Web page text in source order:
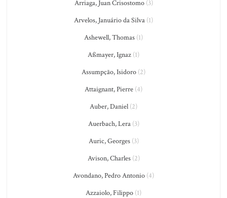
Arriaga, Juan Crisostomo(3)
Arvelos, Januário da Silva (1)
Ashewell, Thomas (1)
Aßmayer, Ignaz (1)
Assumpção, Isidoro (2)
Attaignant, Pierre (4)
Auber, Daniel (2)
Auerbach, Lera(3)
Auric, Georges(3)
Avison, Charles(2)
Avondano, Pedro Antonio (4)
Azzaiolo, Filippo (1)